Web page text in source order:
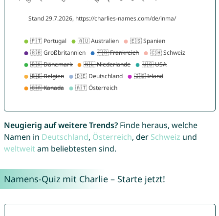
Neugierig auf weitere Trends?Finde heraus, welche
Namen in Deutschland, Österreich, der Schweiz und
weltweitam beliebtesten sind.
Namens-Quiz mit Charlie – Starte jetzt!